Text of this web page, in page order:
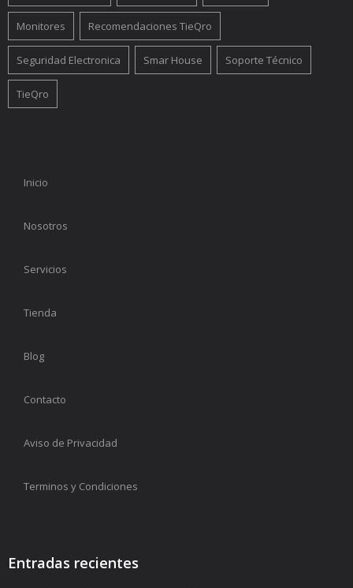
Monitores Recomendaciones TieQro
Seguridad Electronica Smar House Soporte Técnico
TieQro
Inicio
Nosotros
Servicios
Tienda
Blog
Contacto
Aviso de Privacidad
Terminos y Condiciones
Entradas recientes